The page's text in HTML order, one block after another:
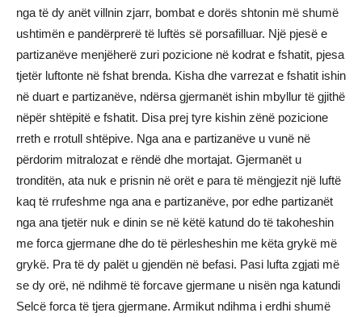
nga të dy anët villnin zjarr, bombat e dorës shtonin më shumë
ushtimën e pandërprerë të luftës së porsafilluar. Një pjesë e
partizanëve menjëherë zuri pozicione në kodrat e fshatit, pjesa
tjetër luftonte në fshat brenda. Kisha dhe varrezat e fshatit ishin
në duart e partizanëve, ndërsa gjermanët ishin mbyllur të gjithë
nëpër shtëpitë e fshatit. Disa prej tyre kishin zënë pozicione
rreth e rrotull shtëpive. Nga ana e partizanëve u vunë në
përdorim mitralozat e rëndë dhe mortajat. Gjermanët u
tronditën, ata nuk e prisnin në orët e para të mëngjezit një luftë
kaq të rrufeshme nga ana e partizanëve, por edhe partizanët
nga ana tjetër nuk e dinin se në këtë katund do të takoheshin
me forca gjermane dhe do të përlesheshin me këta grykë më
grykë. Pra të dy palët u gjendën në befasi. Pasi lufta zgjati më
se dy orë, në ndihmë të forcave gjermane u nisën nga katundi
Selcë forca të tjera gjermane. Armikut ndihma i erdhi shumë